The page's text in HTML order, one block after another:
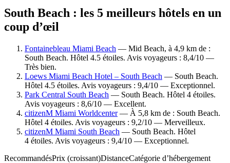
South Beach : les 5 meilleurs hôtels en un
coup d’œil
Fontainebleau Miami Beach — Mid Beach, à 4,9 km de :
South Beach. Hôtel 4.5 étoiles. Avis voyageurs : 8,4/10 —
Très bien.
Loews Miami Beach Hotel – South Beach — South Beach.
Hôtel 4.5 étoiles. Avis voyageurs : 9,4/10 — Exceptionnel.
Park Central South Beach — South Beach. Hôtel 4 étoiles.
Avis voyageurs : 8,6/10 — Excellent.
citizenM Miami Worldcenter— À 5,8 km de : South Beach.
Hôtel 4 étoiles. Avis voyageurs : 9,2/10 — Merveilleux.
citizenM Miami South Beach — South Beach. Hôtel
4 étoiles. Avis voyageurs : 9,4/10 — Exceptionnel.
RecommandésPrix (croissant)DistanceCatégorie d’hébergement